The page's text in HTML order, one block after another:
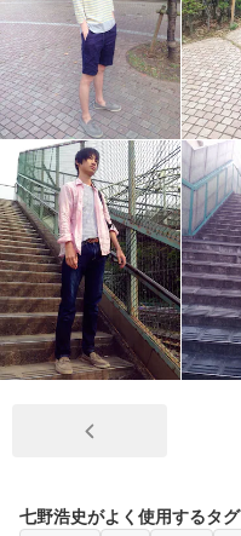
七野浩史がよく使用するタグ